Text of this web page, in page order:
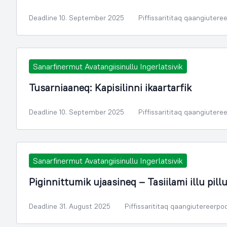
Deadline 10. September 2025 Piffissarititaq
Sanarfinermut Avatangiisinullu Ingerlatsivik
Tusarniaaneq: Kapisilinni ikaartarfik
Deadline 10. September 2025 Piffissarititaq
Sanarfinermut Avatangiisinullu Ingerlatsivik
Piginnittumik ujaasineq – Tasiilami illu
Deadline 31. August 2025 Piffissarititaq